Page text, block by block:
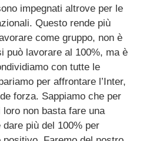
impegnati altrove per le
Questo rende più
come gruppo, non è
può lavorare al 100%, ma è
con tutte le
per affrontare l’Inter,
forza. Sappiamo che per
non basta fare una
più del 100% per